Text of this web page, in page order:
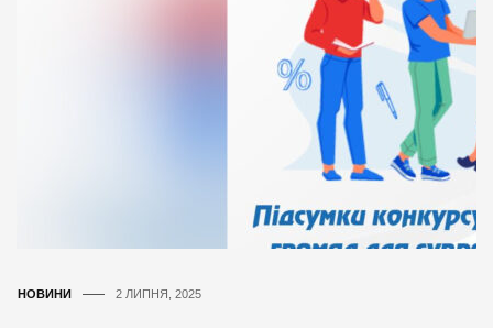
НОВИНИ 2 ЛИПНЯ, 2025